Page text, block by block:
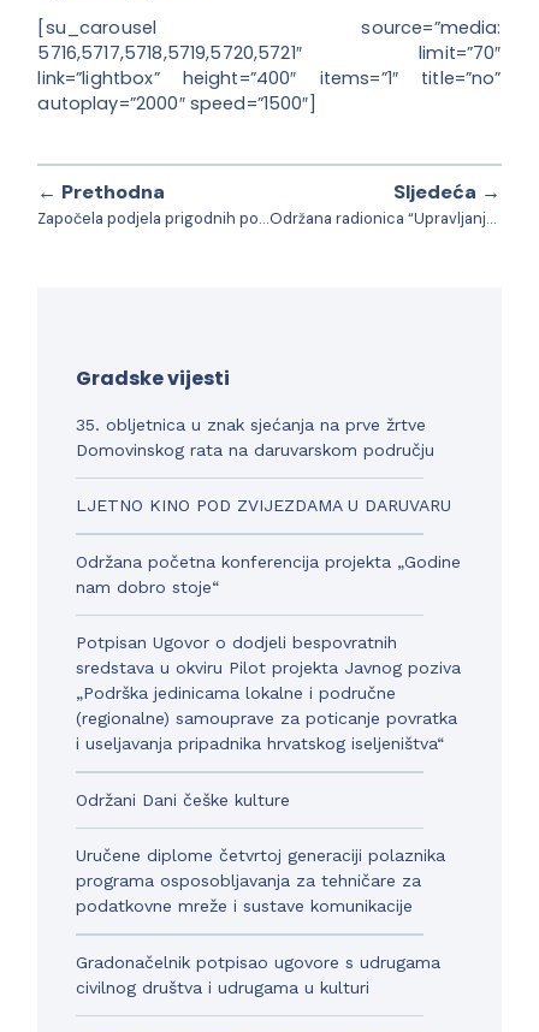
[su_carousel source=”media:
5716,5717,5718,5719,5720,5721″ limit=”70″
link=”lightbox” height=”400″ items=”1″ title=”no”
autoplay=”2000″ speed=”1500″]
← Prethodna
Započela podjela prigodnih poklona prvašićima
Sljedeća →
Održana radionica “Upravljanje udrugom”
Gradske vijesti
35. obljetnica u znak sjećanja na prve žrtve
Domovinskog rata na daruvarskom području
LJETNO KINO POD ZVIJEZDAMA U DARUVARU
Održana početna konferencija projekta „Godine
nam dobro stoje“
Potpisan Ugovor o dodjeli bespovratnih
sredstava u okviru Pilot projekta Javnog poziva
„Podrška jedinicama lokalne i područne
(regionalne) samouprave za poticanje povratka
i useljavanja pripadnika hrvatskog iseljeništva“
Održani Dani češke kulture
Uručene diplome četvrtoj generaciji polaznika
programa osposobljavanja za tehničare za
podatkovne mreže i sustave komunikacije
Gradonačelnik potpisao ugovore s udrugama
civilnog društva i udrugama u kulturi